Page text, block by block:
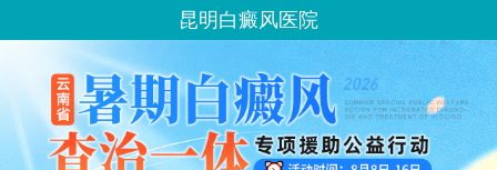
昆明白癜风医院